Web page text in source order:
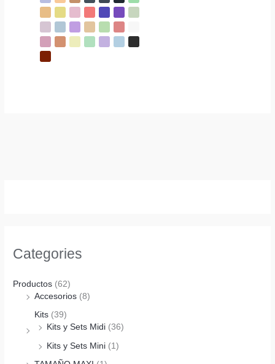
Categories
Productos (62)
Accesorios (8)
Kits (39)
Kits y Sets Midi (36)
Kits y Sets Mini (1)